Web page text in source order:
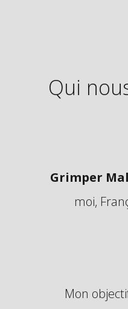
Qui
Grimper
moi,
Mon